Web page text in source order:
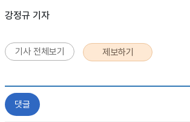
강정규 기자
기사 전체보기 제보하기
댓글